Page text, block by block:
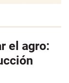
el agro: